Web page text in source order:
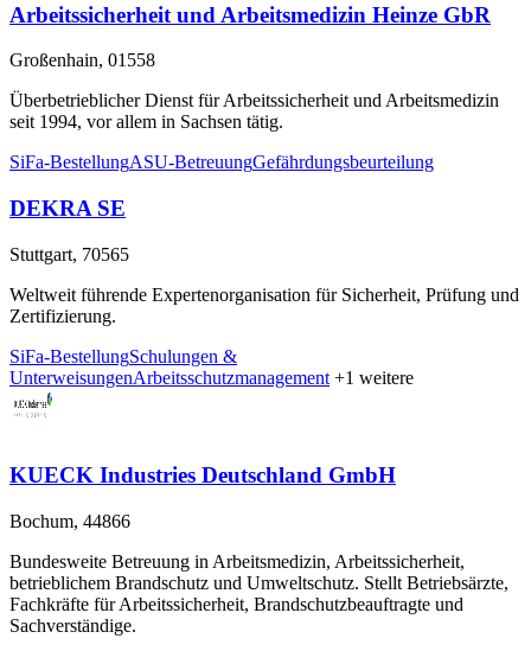
Arbeitssicherheit und Arbeitsmedizin Heinze GbR
Großenhain, 01558
Überbetrieblicher Dienst für Arbeitssicherheit und Arbeitsmedizin
seit 1994, vor allem in Sachsen tätig.
SiFa-BestellungASU-BetreuungGefährdungsbeurteilung
DEKRA SE
Stuttgart, 70565
Weltweit führende Expertenorganisation für Sicherheit, Prüfung und
Zertifizierung.
SiFa-BestellungSchulungen &
UnterweisungenArbeitsschutzmanagement +1 weitere
KUECK Industries Deutschland GmbH
Bochum, 44866
Bundesweite Betreuung in Arbeitsmedizin, Arbeitssicherheit,
betrieblichem Brandschutz und Umweltschutz. Stellt Betriebsärzte,
Fachkräfte für Arbeitssicherheit, Brandschutzbeauftragte und
Sachverständige.